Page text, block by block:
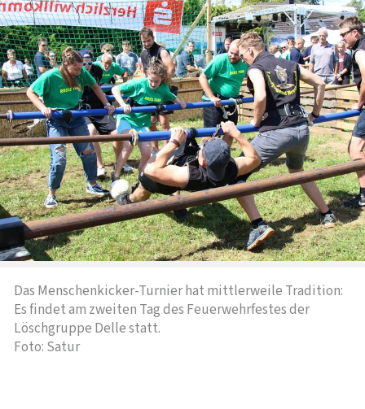
Das Menschenkicker-Turnier hat mittlerweile Tradition:
Es findet am zweiten Tag des Feuerwehrfestes der
Löschgruppe Delle statt.
Foto: Satur